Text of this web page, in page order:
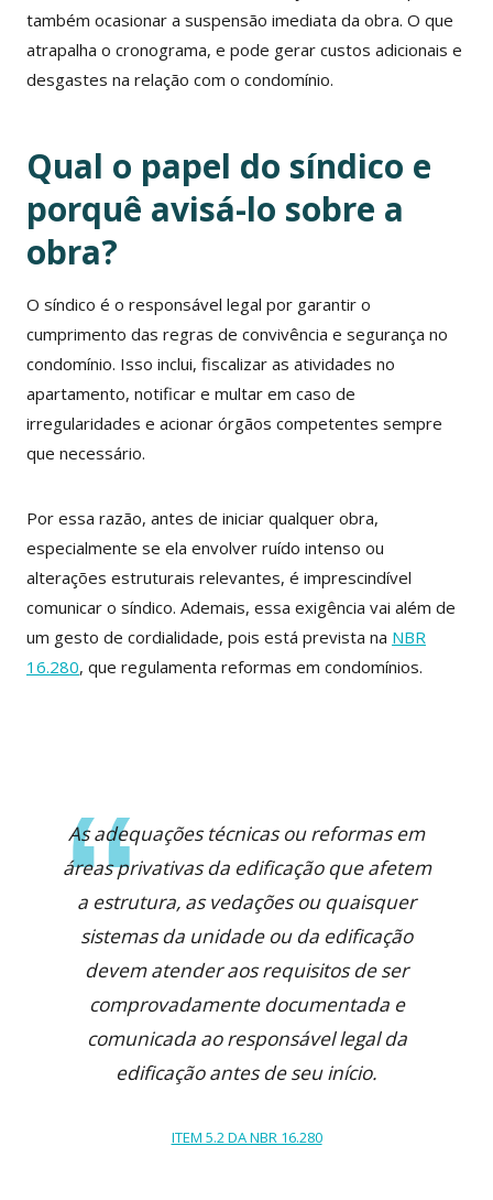
também ocasionar a suspensão imediata da obra. O que
atrapalha o cronograma, e pode gerar custos adicionais e
desgastes na relação com o condomínio.
Qual o papel do síndico e
porquê avisá-lo sobre a
obra?
O síndico é o responsável legal por garantir o
cumprimento das regras de convivência e segurança no
condomínio. Isso inclui, fiscalizar as atividades no
apartamento, notificar e multar em caso de
irregularidades e acionar órgãos competentes sempre
que necessário.
Por essa razão, antes de iniciar qualquer obra,
especialmente se ela envolver ruído intenso ou
alterações estruturais relevantes, é imprescindível
comunicar o síndico. Ademais, essa exigência vai além de
um gesto de cordialidade, pois está prevista na NBR
16.280, que regulamenta reformas em condomínios.
As adequações técnicas ou reformas em
áreas privativas da edificação que afetem
a estrutura, as vedações ou quaisquer
sistemas da unidade ou da edificação
devem atender aos requisitos de ser
comprovadamente documentada e
comunicada ao responsável legal da
edificação antes de seu início.
ITEM 5.2 DA NBR 16.280